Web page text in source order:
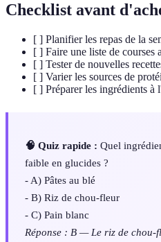
Checklist avant
[ ] Planifier les repas de la
[ ] Faire une liste de courses
[ ] Tester de nouvelles
[ ] Varier les sources de
[ ] Préparer les ingrédients à
🧠 Quiz rapide : Quel
faible en glucides ?
- A) Pâtes au blé
- B) Riz de chou-fleur
- C) Pain blanc
Réponse : B — Le riz de chou-